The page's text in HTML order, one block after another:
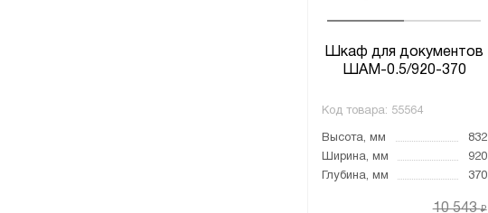
Шкаф для документов
ШАМ-0.5/920-370
Код товара: 55564
Высота, мм
832
Ширина, мм
920
Глубина, мм
370
10 543₽